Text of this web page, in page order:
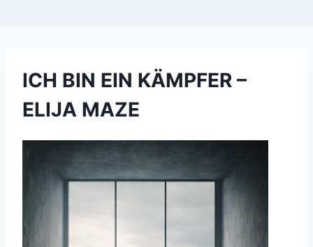
ICH BIN EIN KÄMPFER –
ELIJA MAZE